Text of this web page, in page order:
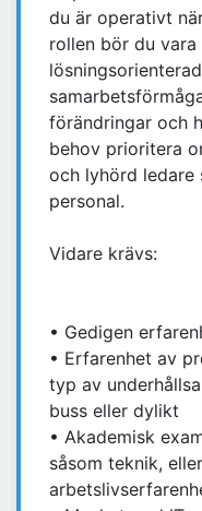
du är operativt
rollen bör du
förändringar och
behov prioritera
och lyhörd ledare
personal.
Vidare krävs:
• Gedigen
• Erfarenhet av
typ av
buss eller dylikt
• Akademisk
såsom teknik,